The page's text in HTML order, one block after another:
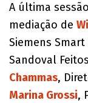
A última
mediação de
Siemens
Sandoval
Chammas,
Marina Grossi,